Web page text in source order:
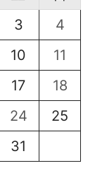
3
4
10
11
17
18
24
25
31